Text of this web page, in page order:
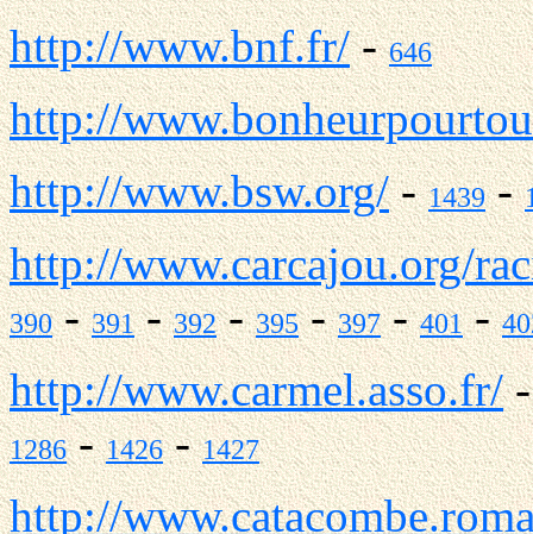
http://www.bnf.fr/-646
http://
http://www.bsw.org/-1439-
http://www.carcajou.org/
390-391-392-395-397-401-
http://www.carmel.asso.fr/
1286-1426-1427
http://